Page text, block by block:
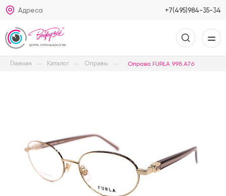
Адреса +7(495)984-35-34
Главная Каталог Оправы Оправа FURLA 998 A76